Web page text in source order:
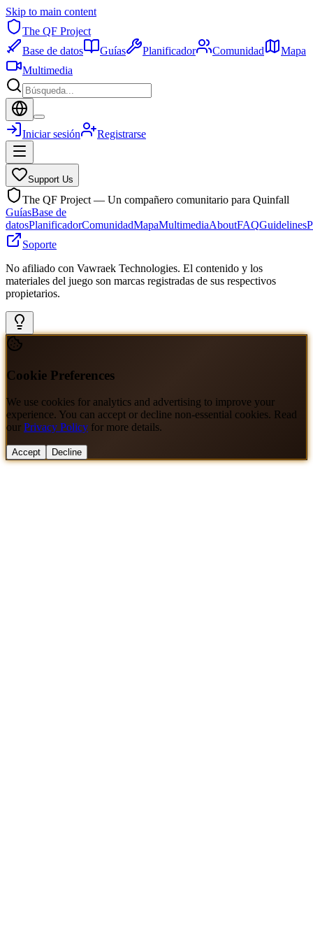
Skip to main content
The QF Project
Base de datos
Guías Planificador Comunidad
Mapa
Multimedia
Iniciar sesión Registrarse
Support Us
The QF Project — Un compañero comunitario para Quinfall
GuíasBase de
datosPlanificadorComunidadMapaMultimediaAboutFAQGuidelines
Soporte
No afiliado con Vawraek Technologies. El contenido y los
materiales del juego son marcas registradas de sus respectivos
propietarios.
Cookie Preferences
We use cookies for analytics and advertising to improve your
experience. You can accept or decline non-essential cookies. Read
our Privacy Policy for more details.
Accept Decline